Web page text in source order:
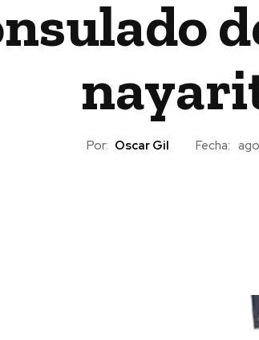
Por: Oscar Gil Fecha: